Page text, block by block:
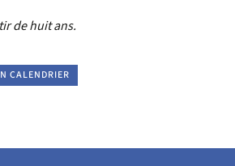
de huit ans.
CALENDRIER